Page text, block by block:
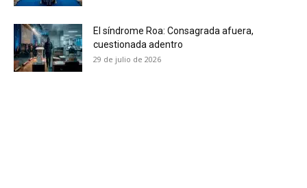
Suscríbete a nuestro boletín diario y
recibe todas las noticias del vapeo y la
reducción de daños en tu correo
electrónico.
El síndrome Roa: Consagrada afuera,
cuestionada adentro
29 de julio de 2026